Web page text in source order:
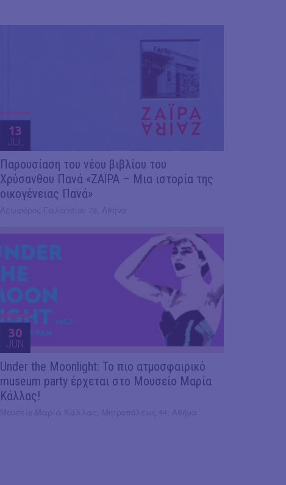
13
JUL
Παρουσίαση του νέου βιβλίου του
Χρύσανθου Πανά «ΖΑΪΡΑ – Μια ιστορία της
οικογένειας Πανά»
30
JUN
Under the Moonlight: Το πιο ατμοσφαιρικό
museum party έρχεται στο Μουσείο Μαρία
Κάλλας!